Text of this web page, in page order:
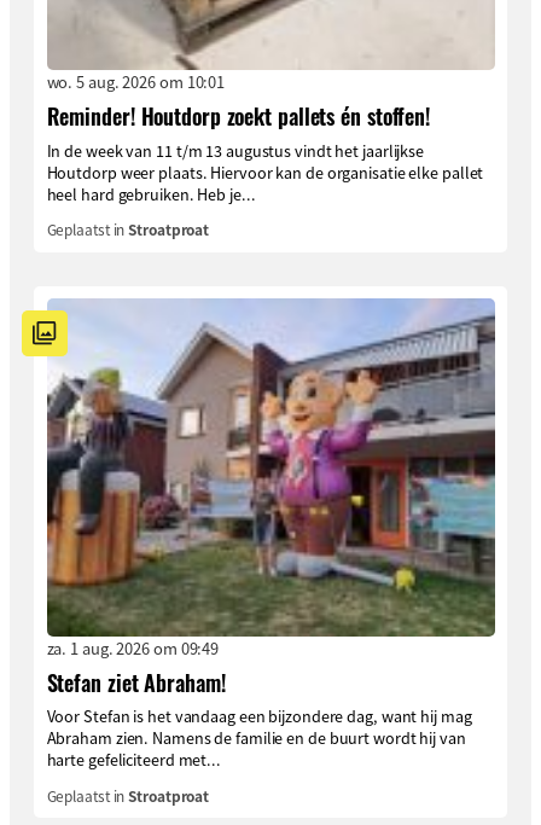
wo. 5 aug. 2026 om 10:01
Reminder! Houtdorp zoekt pallets én stoffen!
In de week van 11 t/m 13 augustus vindt het jaarlijkse
Houtdorp weer plaats. Hiervoor kan de organisatie elke pallet
heel hard gebruiken. Heb je...
Geplaatst inStroatproat
za. 1 aug. 2026 om 09:49
Stefan ziet Abraham!
Voor Stefan is het vandaag een bijzondere dag, want hij mag
Abraham zien. Namens de familie en de buurt wordt hij van
harte gefeliciteerd met...
Geplaatst inStroatproat